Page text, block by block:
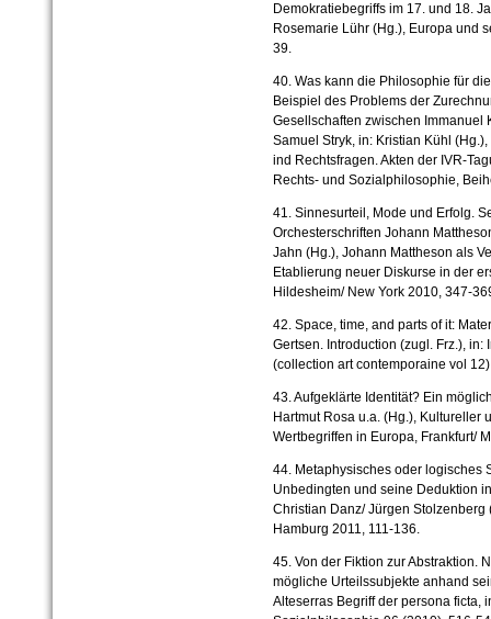
Demokratiebegriffs im 17. und 18.
Rosemarie Lühr (Hg.), Europa und
39.
40. Was kann die Philosophie für
Beispiel des Problems der
Gesellschaften zwischen Immanuel
Samuel Stryk, in: Kristian Kühl
ind Rechtsfragen. Akten der IVR-
Rechts- und Sozialphilosophie,
41. Sinnesurteil, Mode und Erfolg.
Orchesterschriften Johann
Jahn (Hg.), Johann Mattheson als
Etablierung neuer Diskurse in der
Hildesheim/ New York 2010, 347-
42. Space, time, and parts of it:
Gertsen. Introduction (zugl. Frz.), in:
(collection art contemporaine vol
43. Aufgeklärte Identität? Ein
Hartmut Rosa u.a. (Hg.), Kultureller
Wertbegriffen in Europa, Frankfurt/
44. Metaphysisches oder logisches
Unbedingten und seine Deduktion
Christian Danz/ Jürgen Stolzenberg
Hamburg 2011, 111-136.
45. Von der Fiktion zur Abstraktion.
mögliche Urteilssubjekte anhand
Alteserras Begriff der persona ficta,